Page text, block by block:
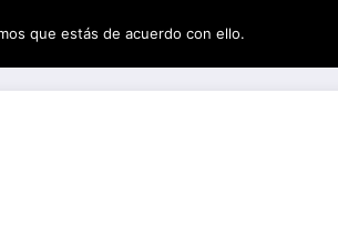
que estás de acuerdo con ello.